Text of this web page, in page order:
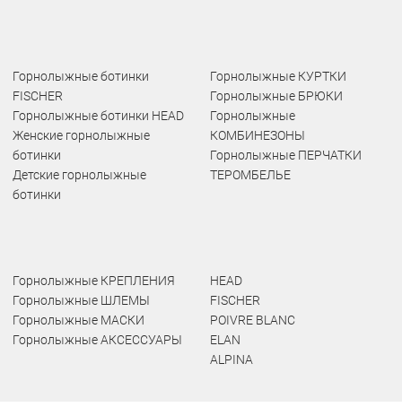
Горнолыжные ботинки
FISCHER
Горнолыжные ботинки HEAD
Женские горнолыжные
ботинки
Детские горнолыжные
ботинки
Горнолыжные КУРТКИ
Горнолыжные БРЮКИ
Горнолыжные
КОМБИНЕЗОНЫ
Горнолыжные ПЕРЧАТКИ
ТЕРОМБЕЛЬЕ
Горнолыжные КРЕПЛЕНИЯ
Горнолыжные ШЛЕМЫ
Горнолыжные МАСКИ
Горнолыжные АКСЕССУАРЫ
HEAD
FISCHER
POIVRE BLANC
ELAN
ALPINA